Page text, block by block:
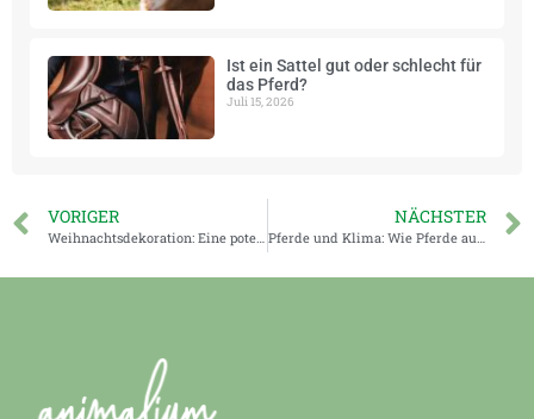
Ist ein Sattel gut oder schlecht für
das Pferd?
Juli 15, 2026
VORIGER NÄCHSTER